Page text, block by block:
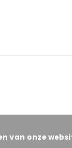
van onze